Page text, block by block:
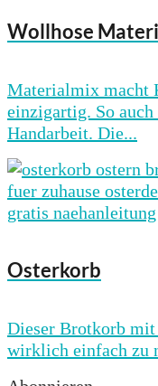
Wollhose
Materialmix macht
einzigartig. So
Handarbeit. Die...
Osterkorb
Dieser Brotkorb mit
wirklich einfach zu